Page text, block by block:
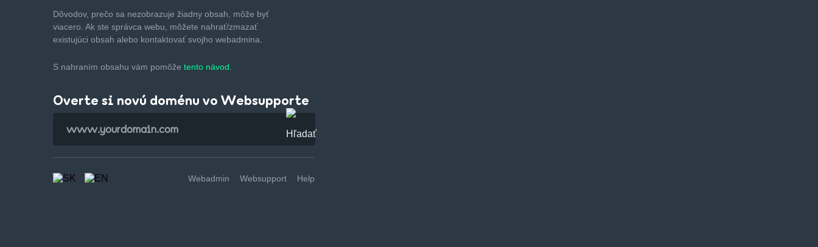
Dôvodov, prečo sa nezobrazuje žiadny obsah, môže byť
viacero. Ak ste správca webu, môžete nahrať/zmazať
existujúci obsah alebo kontaktovať svojho webadmina.
S nahraním obsahu vám pomôže tento návod.
Overte si novú doménu vo Websupporte
Webadmin Websupport Help